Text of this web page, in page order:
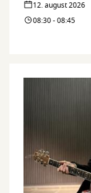
12. august 2026
08:30 - 08:45